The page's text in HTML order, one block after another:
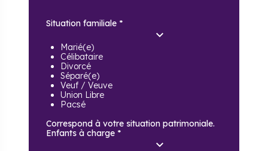
Situation familiale *
Marié(e)
Célibataire
Divorcé
Séparé(e)
Veuf / Veuve
Union Libre
Pacsé
Correspond à votre situation patrimoniale.
Enfants à charge *